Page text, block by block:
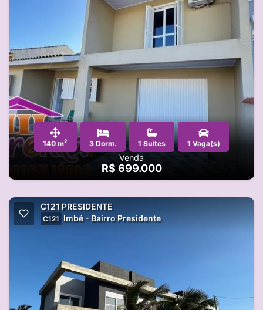
140 m2 3 Dorm. 1 Suites 1 Vaga(s)
Venda
R$ 699.000
C121 PRESIDENTE
C121 Imbé - Bairro Presidente